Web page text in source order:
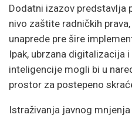
Dodatni izazov predstavlja
nivo zaštite radničkih
unaprede pre šire
Ipak, ubrzana digitalizacija
inteligencije mogli bi u
prostor za postepeno
Istraživanja javnog